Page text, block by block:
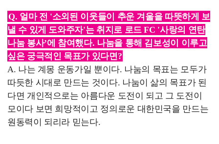
Q. 얼마 전 '소외된 이웃들이 추운 겨울을 따뜻하게 보
낼 수 있게 도와주자'는 취지로 로드 FC '사랑의 연탄
나눔 봉사’에 참여했다. 나눔을 통해 김보성이 이루고
싶은 궁극적인 목표가 있다면?
A. 나는 계몽 운동가일 뿐이다. 나눔의 목표는 모두가
따듯한 시대로 만드는 것이다. 나눔이 삶의 목표가 된
다면 개인적으로는 아름다운 도전이 되고 그 도전이
모이다 보면 희망적이고 정의로운 대한민국을 만드는
원동력이 되리라 믿는다.